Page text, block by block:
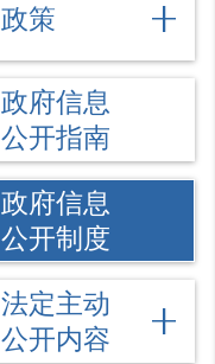
政策
政府信息
公开指南
政府信息
公开制度
法定主动
公开内容